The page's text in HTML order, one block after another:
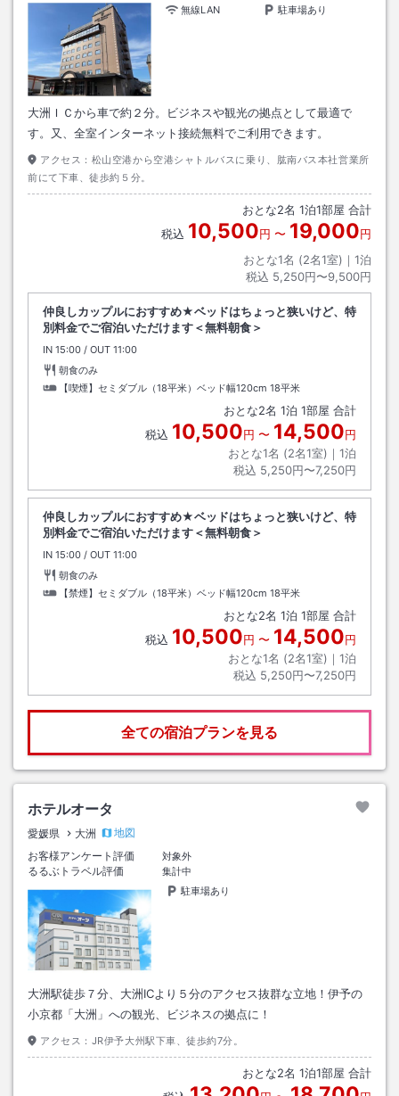
無線LAN
駐車場あり
大洲ＩＣから車で約２分。ビジネスや観光の拠点として最適で
す。又、全室インターネット接続無料でご利用できます。
アクセス： 松山空港から空港シャトルバスに乗り、肱南バス本社営業所
前にて下車、徒歩約５分。
おとな2名 1泊1部屋 合計
税込 10,500円 〜 19,000円
おとな1名 (2名1室)｜ 1泊
税込 5,250円〜9,500円
仲良しカップルにおすすめ★ベッドはちょっと狭いけど、特
別料金でご宿泊いただけます＜無料朝食＞
IN チェックイン
15:00 / OUT チェックアウト
11:00
朝食のみ
【喫煙】セミダブル（18平米）ベッド幅120cm 18平米
おとな2名 1泊 1部屋 合計
税込 10,500円 〜 14,500円
おとな1名 (2名1室)｜ 1泊
税込 5,250円〜7,250円
仲良しカップルにおすすめ★ベッドはちょっと狭いけど、特
別料金でご宿泊いただけます＜無料朝食＞
IN チェックイン
15:00 / OUT チェックアウト
11:00
朝食のみ
【禁煙】セミダブル（18平米）ベッド幅120cm 18平米
おとな2名 1泊 1部屋 合計
税込 10,500円 〜 14,500円
おとな1名 (2名1室)｜ 1泊
税込 5,250円〜7,250円
全ての宿泊プランを見る
ホテルオータ
愛媛県 大洲
地図
お客様アンケート評価
対象外
るるぶトラベル評価
集計中
駐車場あり
大洲駅徒歩７分、大洲ICより５分のアクセス抜群な立地！伊予の
小京都「大洲」への観光、ビジネスの拠点に！
アクセス： JR伊予大州駅下車、徒歩約7分。
おとな2名 1泊1部屋 合計